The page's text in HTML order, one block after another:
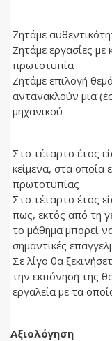
Ζητάμε
Ζητάμε εργασίες με
πρωτοτυπία
Ζητάμε επιλογή
αντανακλούν μια
μηχανικού
Στο τέταρτο έτος
κείμενα, στα οποία
πρωτοτυπίας
Στο τέταρτο έτος
πως, εκτός από τη
το μάθημα μπορεί
σημαντικές
Σε λίγο θα
την εκπόνησή της
εργαλεία με τα
Αξιολόγηση